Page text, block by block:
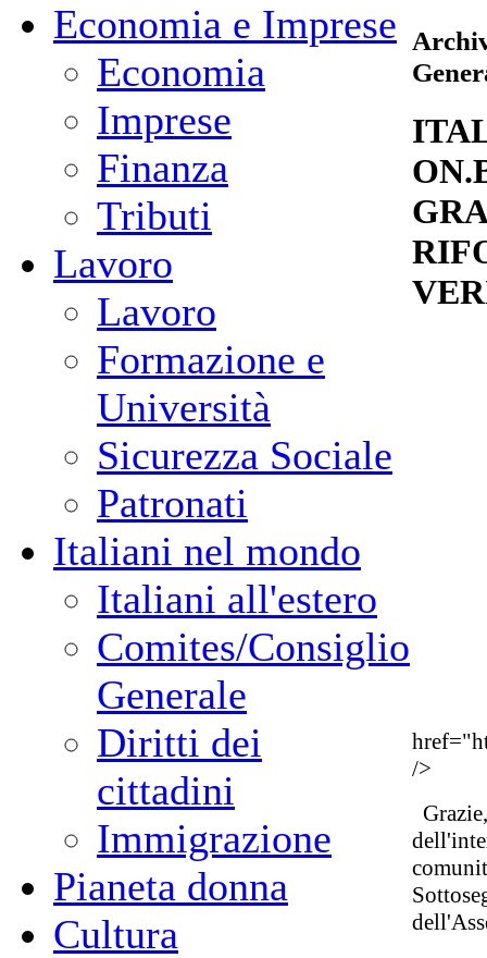
Economia e Imprese
Economia
Imprese
Finanza
Tributi
Lavoro
Lavoro
Formazione e
Università
Sicurezza Sociale
Patronati
Italiani nel mondo
Italiani all'estero
Comites/Consiglio
Generale
Diritti dei
cittadini
Immigrazione
Pianeta donna
Cultura
/>